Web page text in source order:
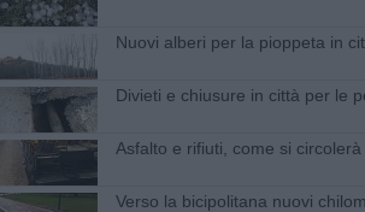
Nuovi alberi per la pioppeta in
Divieti e chiusure in città per le
Asfalto e rifiuti, come si
Verso la bicipolitana nuovi